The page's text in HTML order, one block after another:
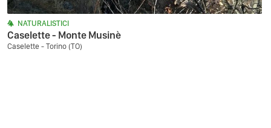
NATURALISTICI
Caselette - Monte Musinè
Caselette - Torino (TO)